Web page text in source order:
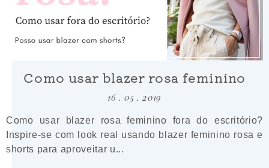
Como usar blazer rosa feminino
16 . 05 . 2019
Como usar blazer rosa feminino fora do escritório?
Inspire-se com look real usando blazer feminino rosa e
shorts para aproveitar u...